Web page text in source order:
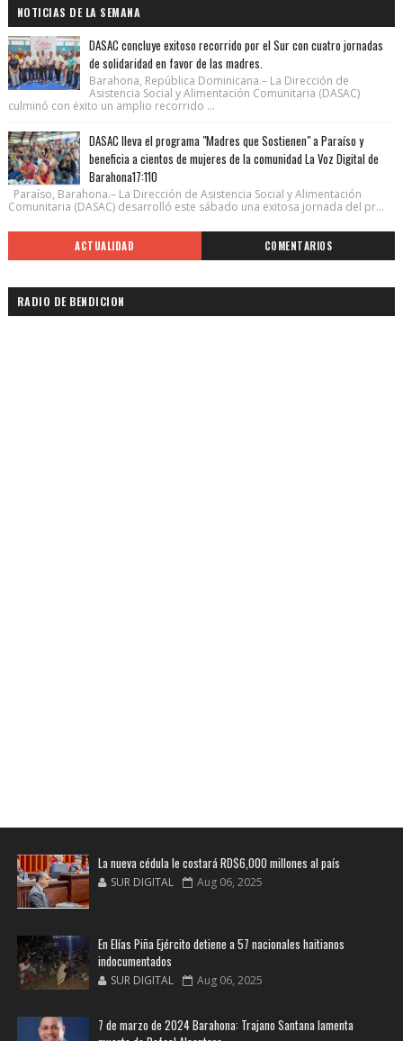
NOTICIAS DE LA SEMANA
DASAC concluye exitoso recorrido por el Sur con cuatro jornadas
de solidaridad en favor de las madres.
Barahona, República Dominicana.– La Dirección de
Asistencia Social y Alimentación Comunitaria (DASAC)
culminó con éxito un amplio recorrido ...
DASAC lleva el programa "Madres que Sostienen" a Paraíso y
beneficia a cientos de mujeres de la comunidad La Voz Digital de
Barahona17:110
Paraíso, Barahona.– La Dirección de Asistencia Social y Alimentación
Comunitaria (DASAC) desarrolló este sábado una exitosa jornada del pr...
ACTUALIDAD COMENTARIOS
RADIO DE BENDICION
La nueva cédula le costará RD$6,000 millones al país
SUR DIGITAL Aug 06, 2025
En Elías Piña Ejército detiene a 57 nacionales haitianos
indocumentados
SUR DIGITAL Aug 06, 2025
7 de marzo de 2024 Barahona: Trajano Santana lamenta